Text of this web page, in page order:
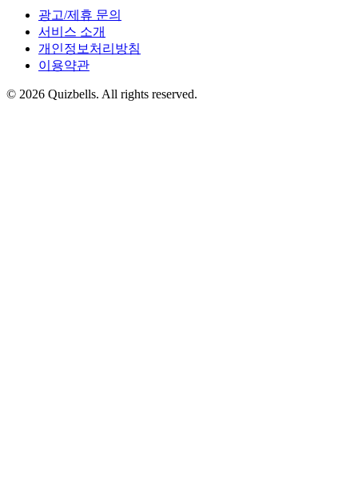
광고/제휴 문의
서비스 소개
개인정보처리방침
이용약관
© 2026 Quizbells. All rights reserved.